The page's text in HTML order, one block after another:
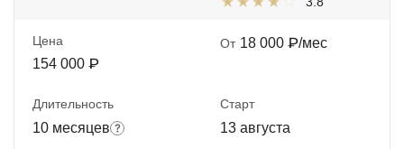
Цена
154 000 ₽
От 18 000 ₽/мес
Длительность
10 месяцев
Старт
13 августа